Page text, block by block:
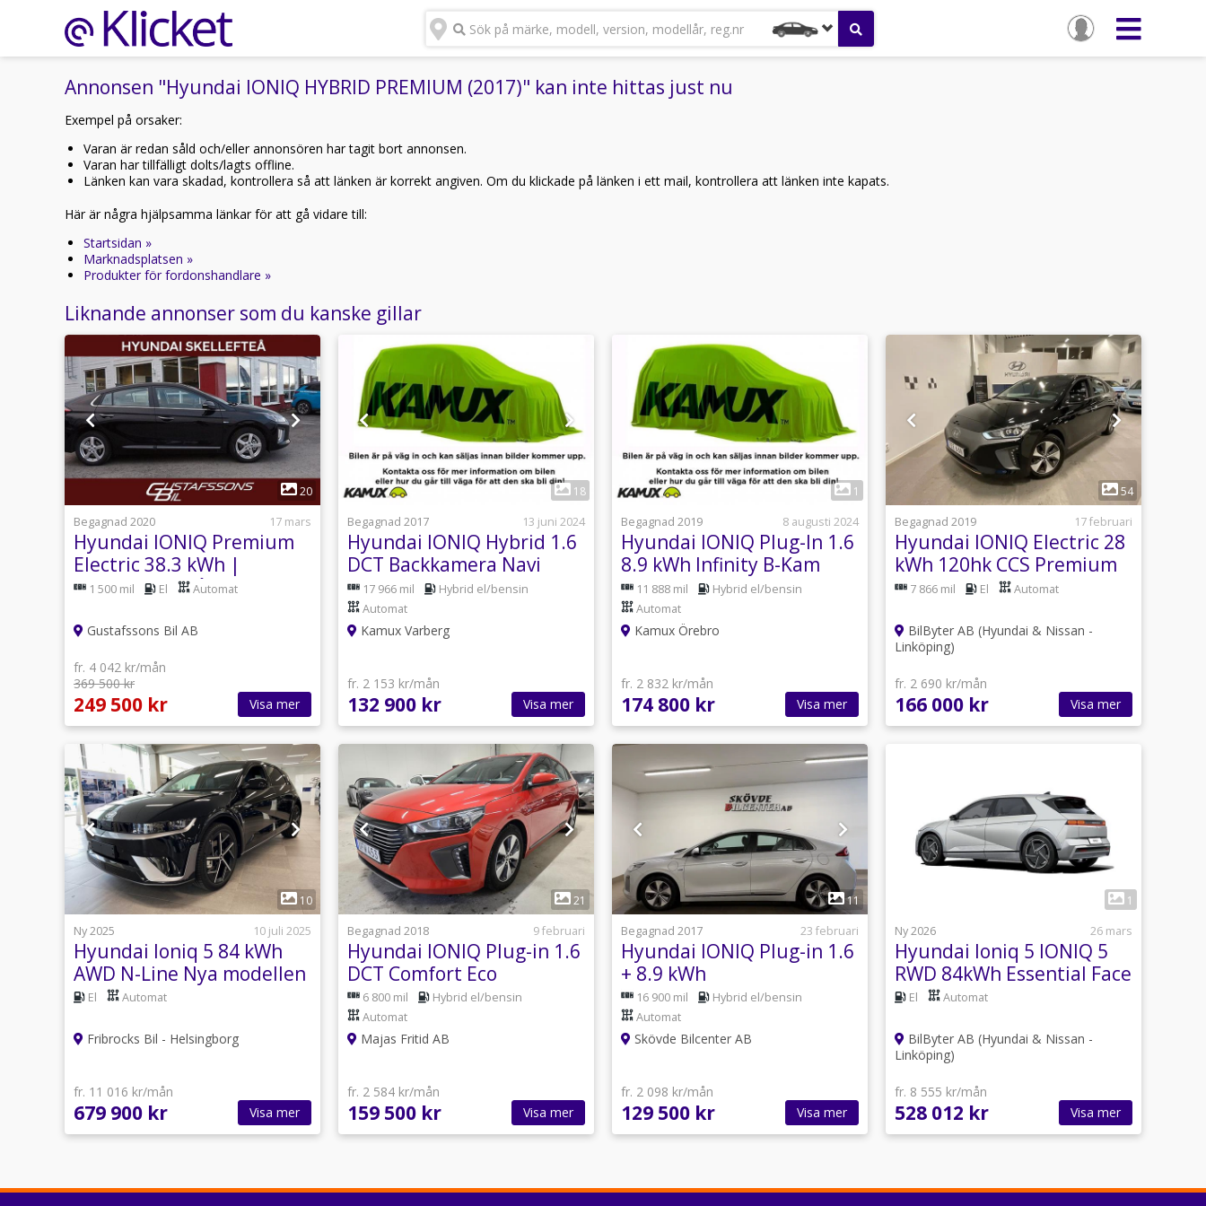
Sök på märke, modell, version, modellår, reg.nr
Annonsen "Hyundai IONIQ HYBRID PREMIUM (2017)" kan inte hittas just nu
Exempel på orsaker:
Varan är redan såld och/eller annonsören har tagit bort annonsen.
Varan har tillfälligt dolts/lagts offline.
Länken kan vara skadad, kontrollera så att länken är korrekt angiven. Om du klickade på länken i ett mail, kontrollera att länken inte kapats.
Här är några hjälpsamma länkar för att gå vidare till:
Startsidan »
Marknadsplatsen »
Produkter för fordonshandlare »
Liknande annonser som du kanske gillar
1
20
Begagnad 2020
17 mars
Hyundai IONIQ Premium
Electric 38.3 kWh |
Vinterhjul ingår
1 500 mil El Automat
Gustafssons Bil AB
fr. 4 042 kr/mån
369 500 kr
249 500 kr Visa mer
1
18
Begagnad 2017
13 juni 2024
Hyundai IONIQ Hybrid 1.6
DCT Backkamera Navi
141hk
17 966 mil
Hybrid el/bensin
Automat
Kamux Varberg
fr. 2 153 kr/mån
132 900 kr Visa mer
1
Begagnad 2019
8 augusti 2024
Hyundai IONIQ Plug-In 1.6
8.9 kWh Infinity B-Kam
Drag 164hk
11 888 mil
Hybrid el/bensin
Automat
Kamux Örebro
fr. 2 832 kr/mån
174 800 kr Visa mer
1
54
Begagnad 2019
17 februari
Hyundai IONIQ Electric 28
kWh 120hk CCS Premium
Navigation Backkamera
7 866 mil El Automat
BilByter AB (Hyundai & Nissan -
Linköping)
fr. 2 690 kr/mån
166 000 kr Visa mer
1
10
Ny 2025
10 juli 2025
Hyundai Ioniq 5 84 kWh
AWD N-Line Nya modellen
El Automat
Fribrocks Bil - Helsingborg
fr. 11 016 kr/mån
679 900 kr Visa mer
1
21
Begagnad 2018
9 februari
Hyundai IONIQ Plug-in 1.6
DCT Comfort Eco
*Backkamera *GPS
6 800 mil
Hybrid el/bensin
Automat
Majas Fritid AB
fr. 2 584 kr/mån
159 500 kr Visa mer
1
11
Begagnad 2017
23 februari
Hyundai IONIQ Plug-in 1.6
+ 8.9 kWh
Premium/Automat/Fullutrustad
16 900 mil
Hybrid el/bensin
Automat
Skövde Bilcenter AB
fr. 2 098 kr/mån
129 500 kr Visa mer
1
Ny 2026
26 mars
Hyundai Ioniq 5 IONIQ 5
RWD 84kWh Essential Face
Lift *FINANSKAMPANJ*
El Automat
BilByter AB (Hyundai & Nissan -
Linköping)
fr. 8 555 kr/mån
528 012 kr Visa mer